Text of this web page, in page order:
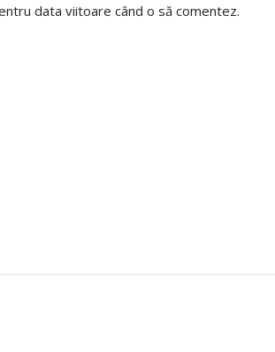
data viitoare când o să comentez.